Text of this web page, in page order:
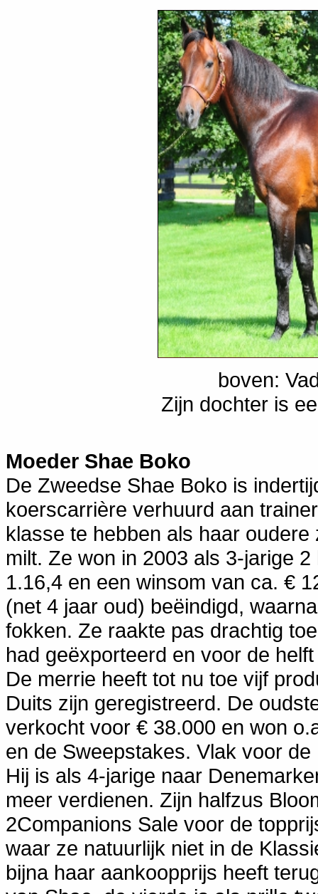
boven:
Zijn dochter is
Moeder Shae Boko
De Zweedse Shae Boko is
koerscarrière verhuurd aan
klasse te hebben als haar
milt. Ze won in 2003 als 3-jarige
1.16,4 en een winsom van ca. €
(net 4 jaar oud) beëindigd,
fokken. Ze raakte pas drachtig
had geëxporteerd en voor de
De merrie heeft tot nu toe vijf
Duits zijn geregistreerd. De
verkocht voor € 38.000 en won
en de Sweepstakes. Vlak voor
Hij is als 4-jarige naar
meer verdienen. Zijn halfzus
2Companions Sale voor de
waar ze natuurlijk niet in de
bijna haar aankoopprijs heeft